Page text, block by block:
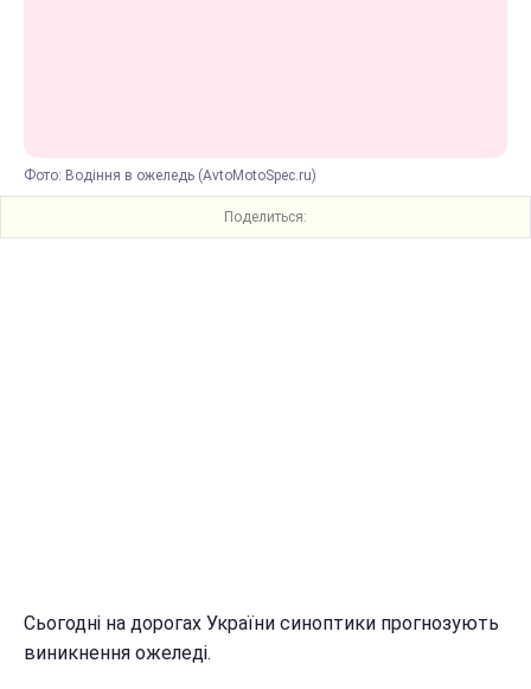
Фото: Водіння в ожеледь (AvtoMotoSpec.ru)
Поделиться:
Сьогодні на дорогах України синоптики прогнозують
виникнення ожеледі.